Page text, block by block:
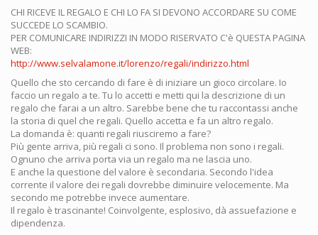
CHI RICEVE IL REGALO E CHI LO FA SI DEVONO ACCORDARE SU COME
SUCCEDE LO SCAMBIO.
PER COMUNICARE INDIRIZZI IN MODO RISERVATO C'è QUESTA PAGINA
WEB:
http://www.selvalamone.it/lorenzo/regali/indirizzo.html
Quello che sto cercando di fare è di iniziare un gioco circolare. Io
faccio un regalo a te. Tu lo accetti e metti qui la descrizione di un
regalo che farai a un altro. Sarebbe bene che tu raccontassi anche
la storia di quel che regali. Quello accetta e fa un altro regalo.
La domanda è: quanti regali riusciremo a fare?
Più gente arriva, più regali ci sono. Il problema non sono i regali.
Ognuno che arriva porta via un regalo ma ne lascia uno.
E anche la questione del valore è secondaria. Secondo l'idea
corrente il valore dei regali dovrebbe diminuire velocemente. Ma
secondo me potrebbe invece aumentare.
Il regalo è trascinante! Coinvolgente, esplosivo, dà assuefazione e
dipendenza.